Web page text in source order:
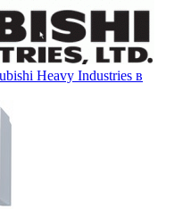
Heavy Industries в